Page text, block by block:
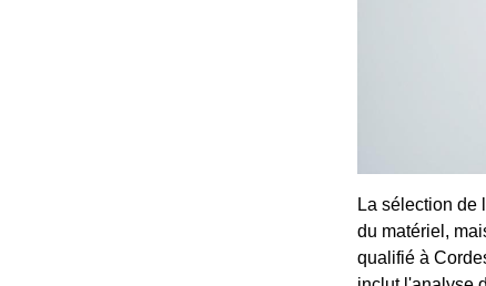
La sélection de
du matériel,
qualifié à